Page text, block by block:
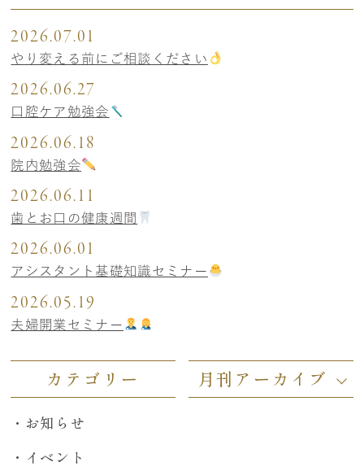
2026.07.01
やり変える前にご相談ください
2026.06.27
口腔ケア勉強会
2026.06.18
院内勉強会
2026.06.11
歯とお口の健康週間
2026.06.01
アシスタント基礎知識セミナー
2026.05.19
夫婦開業セミナー
カテゴリー
お知らせ
イベント
月刊アーカイブ